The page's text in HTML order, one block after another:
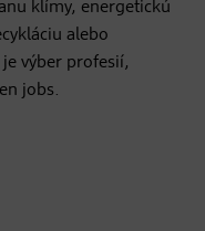
klímy, energetickú
alebo
výber profesií,
jobs.